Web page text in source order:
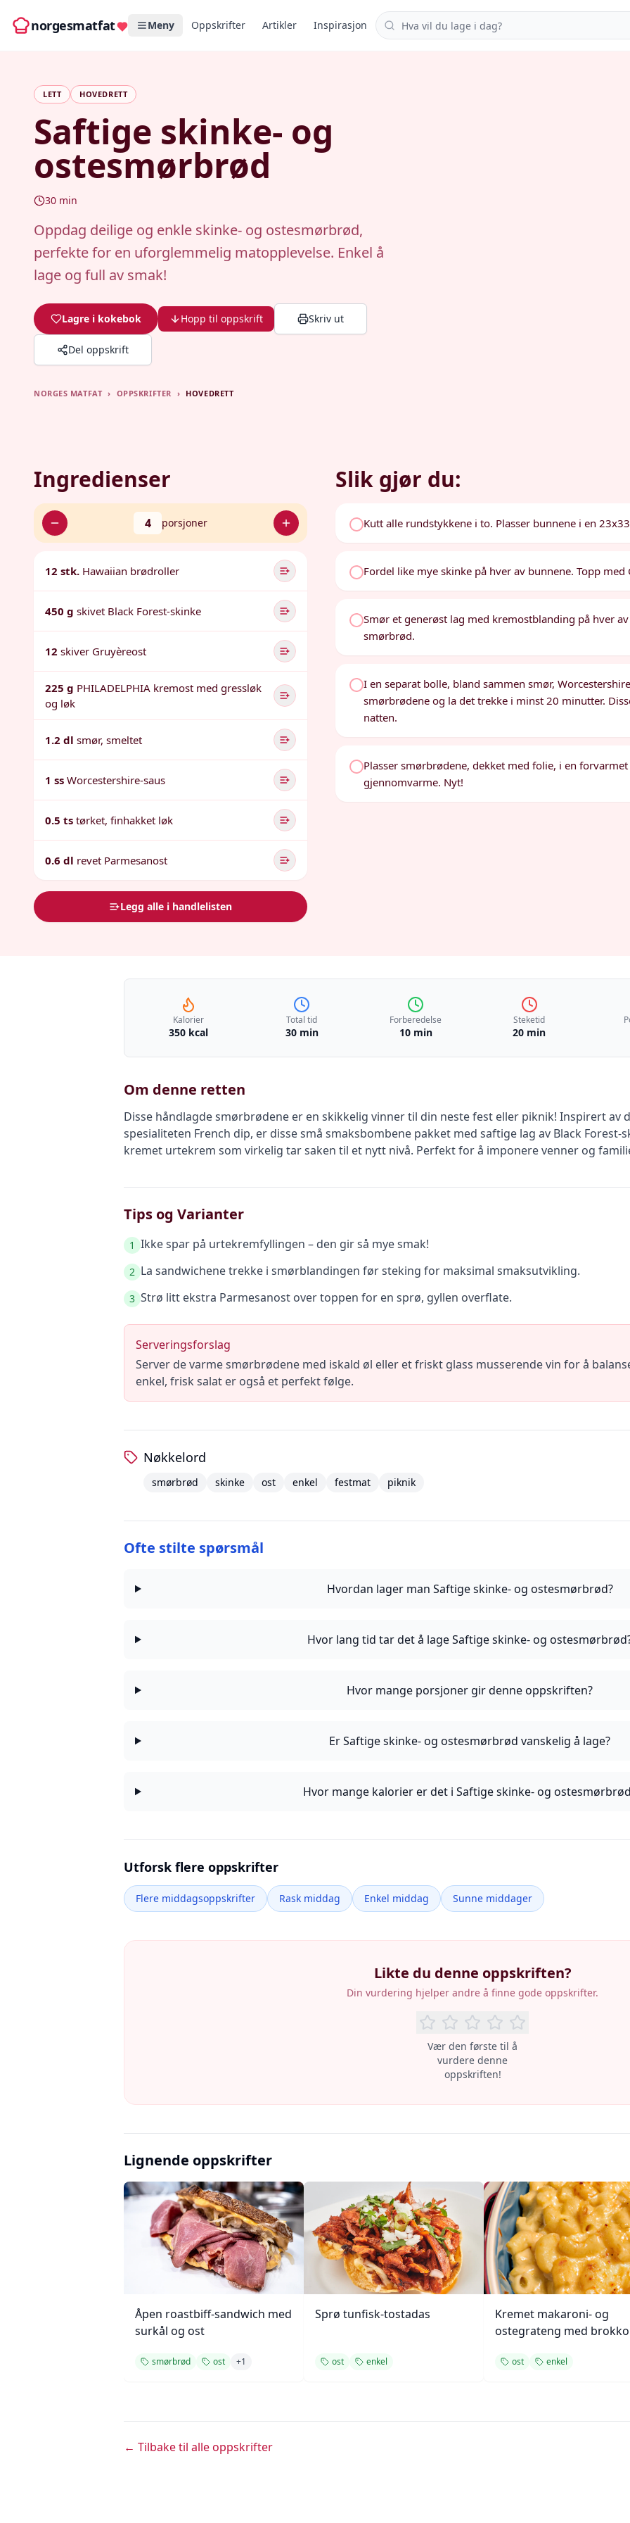
norgesmatfat Meny Oppskrifter Artikler Inspirasjon Søk i oppskrifter
LETT HOVEDRETT
Saftige skinke- og
ostesmørbrød
30 min
Oppdag deilige og enkle skinke- og ostesmørbrød,
perfekte for en uforglemmelig matopplevelse. Enkel å
lage og full av smak!
Lagre i kokebok Hopp til oppskrift Skriv ut
Del oppskrift
NORGES MATFAT › OPPSKRIFTER › HOVEDRETT
Ingredienser
4 porsjoner
12 stk. Hawaiian brødroller
450 g skivet Black Forest-skinke
12 skiver Gruyèreost
225 g PHILADELPHIA kremost med gressløk
og løk
1.2 dl smør, smeltet
1 ss Worcestershire-saus
0.5 ts tørket, finhakket løk
0.6 dl revet Parmesanost
Legg alle i handlelisten
Slik gjør du:
Kutt alle rundstykkene i to. Plasser bunnene i en
Fordel like mye skinke på hver av bunnene. Topp med
Smør et generøst lag med kremostblanding på hver
smørbrød.
I en separat bolle, bland sammen smør,
smørbrødene og la det trekke i minst 20 minutter.
natten.
Plasser smørbrødene, dekket med folie, i en
gjennomvarme. Nyt!
Kalorier
350 kcal
Total tid
30 min
Forberedelse
10 min
Steketid
20 min
Om denne retten
Disse håndlagde smørbrødene er en skikkelig vinner til din neste fest eller piknik! Inspirert av
spesialiteten French dip, er disse små smaksbombene pakket med saftige lag av Black Forest-
kremet urtekrem som virkelig tar saken til et nytt nivå. Perfekt for å imponere venner og
Tips og Varianter
1 Ikke spar på urtekremfyllingen – den gir så mye smak!
2 La sandwichene trekke i smørblandingen før steking for maksimal smaksutvikling.
3 Strø litt ekstra Parmesanost over toppen for en sprø, gyllen overflate.
Serveringsforslag
Server de varme smørbrødene med iskald øl eller et friskt glass musserende vin for å
enkel, frisk salat er også et perfekt følge.
Nøkkelord
smørbrød skinke ost enkel festmat piknik
Ofte stilte spørsmål
Hvordan lager man Saftige skinke- og ostesmørbrød?
Hvor lang tid tar det å lage Saftige skinke- og
Hvor mange porsjoner gir denne oppskriften?
Er Saftige skinke- og ostesmørbrød vanskelig å lage?
Hvor mange kalorier er det i Saftige skinke- og
Utforsk flere oppskrifter
Flere middagsoppskrifter Rask middag Enkel middag Sunne middager
Likte du denne oppskriften?
Din vurdering hjelper andre å finne gode oppskrifter.
Vær den første til å
vurdere denne
oppskriften!
Lignende oppskrifter
Åpen roastbiff-sandwich med
surkål og ost
smørbrød ost +1
Sprø tunfisk-tostadas
ost enkel
Kremet makaroni- og
ostegrateng med
ost enkel
← Tilbake til alle oppskrifter